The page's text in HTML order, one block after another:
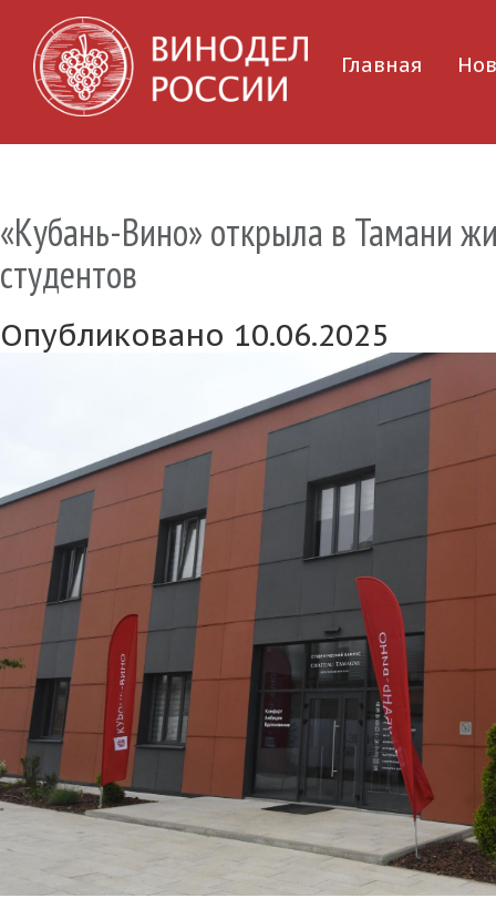
Главная
«Кубань-Вино» открыла в Тамани
студентов
Опубликовано 10.06.2025